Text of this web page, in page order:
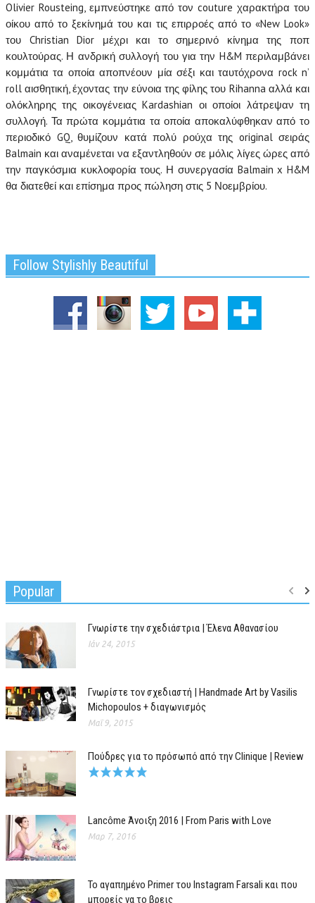
Olivier Rousteing, εμπνεύστηκε από τον couture χαρακτήρα του
οίκου από το ξεκίνημά του και τις επιρροές από το «New Look»
του Christian Dior μέχρι και το σημερινό κίνημα της ποπ
κουλτούρας. Η ανδρική συλλογή του για την H&M περιλαμβάνει
κομμάτια τα οποία αποπνέουν μία σέξι και ταυτόχρονα rock n’
roll αισθητική, έχοντας την εύνοια της φίλης του Rihanna αλλά και
ολόκληρης της οικογένειας Kardashian οι οποίοι λάτρεψαν τη
συλλογή. Τα πρώτα κομμάτια τα οποία αποκαλύφθηκαν από το
περιοδικό GQ, θυμίζουν κατά πολύ ρούχα της original σειράς
Balmain και αναμένεται να εξαντληθούν σε μόλις λίγες ώρες από
την παγκόσμια κυκλοφορία τους. Η συνεργασία Balmain x H&M
θα διατεθεί και επίσημα προς πώληση στις 5 Νοεμβρίου.
Follow Stylishly Beautiful
Popular
Γνωρίστε την σχεδιάστρια | Έλενα Αθανασίου
Ιάν 24, 2015
Γνωρίστε τον σχεδιαστή | Handmade Art by Vasilis
Michopoulos + διαγωνισμός
Μαΐ 9, 2015
Πούδρες για το πρόσωπό από την Clinique | Review
Lancôme Άνοιξη 2016 | From Paris with Love
Μαρ 7, 2016
Το αγαπημένο Primer του Instagram Farsali και που
μπορείς να το βρεις